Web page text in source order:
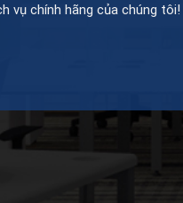
vụ chính hãng của chúng tôi!